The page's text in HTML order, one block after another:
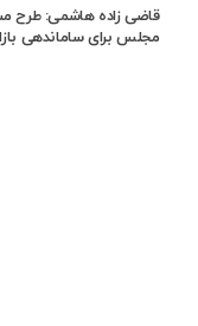
قاضی زاده هاشمی: طرح
مجلس برای ساماندهی